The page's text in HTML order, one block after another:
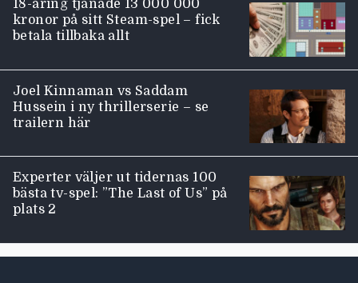
18-åring tjänade 13 000 000
kronor på sitt Steam-spel – fick
betala tillbaka allt
Joel Kinnaman vs Saddam
Hussein i ny thrillerserie – se
trailern här
Experter väljer ut tidernas 100
bästa tv-spel: ”The Last of Us” på
plats 2